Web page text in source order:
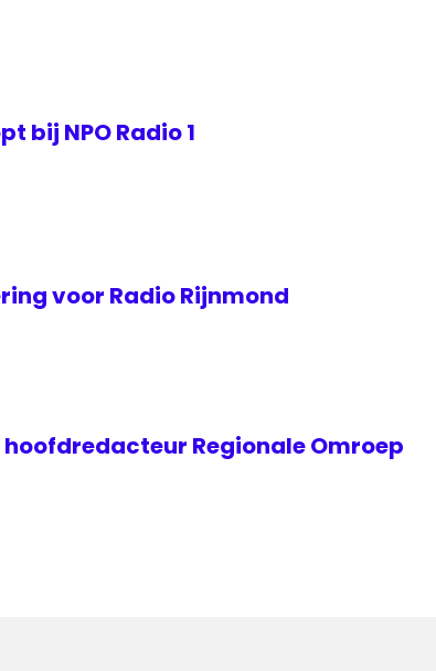
bij NPO Radio 1
voor Radio Rijnmond
hoofdredacteur Regionale Omroep